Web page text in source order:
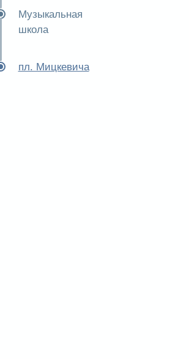
Музыкальная
школа
пл. Мицкевича